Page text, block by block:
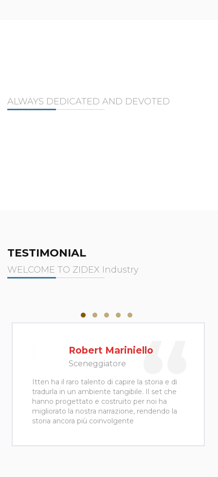
ALWAYS DEDICATED AND DEVOTED
TESTIMONIAL
WELCOME TO ZIDEX Industry
Robert Mariniello
Sceneggiatore
Itten ha il raro talento di capire la storia e di
tradurla in un ambiente tangibile. Il set che
hanno progettato e costruito per noi ha
migliorato la nostra narrazione, rendendo la
storia ancora più coinvolgente